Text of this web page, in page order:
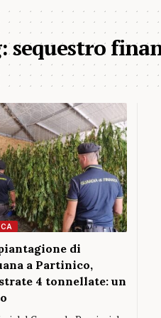
sequestro
di
a Partinico,
4 tonnellate: un